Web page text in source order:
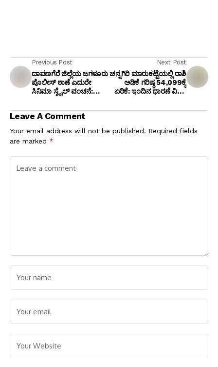
Previous Post
ದಾವಣಗೆರೆ ಜಿಲ್ಲೆಯ ಜಗಳೂರು
ಪೊಲೀಸ್ ಠಾಣೆ ಎದುರೇ
ಸಿನಿಮಾ ಸ್ಟೈಲ್ ವಂಚನೆ:
ಕೊಡುವುದಾಗಿ ನಂಬಿಸಿ 70
ಸಾವಿರ ಲೂಟಿ ಮಾಡಿದ ಸಿಗ್ಲಿ
ಬಸ್ಯಾ!
Next Post
ಚನ್ನಗಿರಿ ಮಾರುಕಟ್ಟೆಯಲ್ಲಿ ರಾಶಿ
ಅಡಿಕೆ ಗರಿಷ್ಠ ₹54,099ಕ್ಕೆ
ಏರಿಕೆ: ಇಂದಿನ ಧಾರಣೆ ವಿವರ
Leave A Comment
Your email address will not be published. Required fields
are marked *